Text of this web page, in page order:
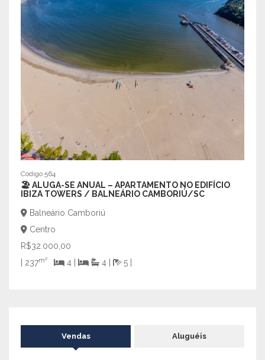
Código 564
🏖️ ALUGA-SE ANUAL – APARTAMENTO NO EDIFÍCIO
IBIZA TOWERS / BALNEÁRIO CAMBORIÚ/SC
Balneário Camboriú
Centro
R$32.000,00
| 237m² 4 | 4 | 5 |
Vendas Aluguéis